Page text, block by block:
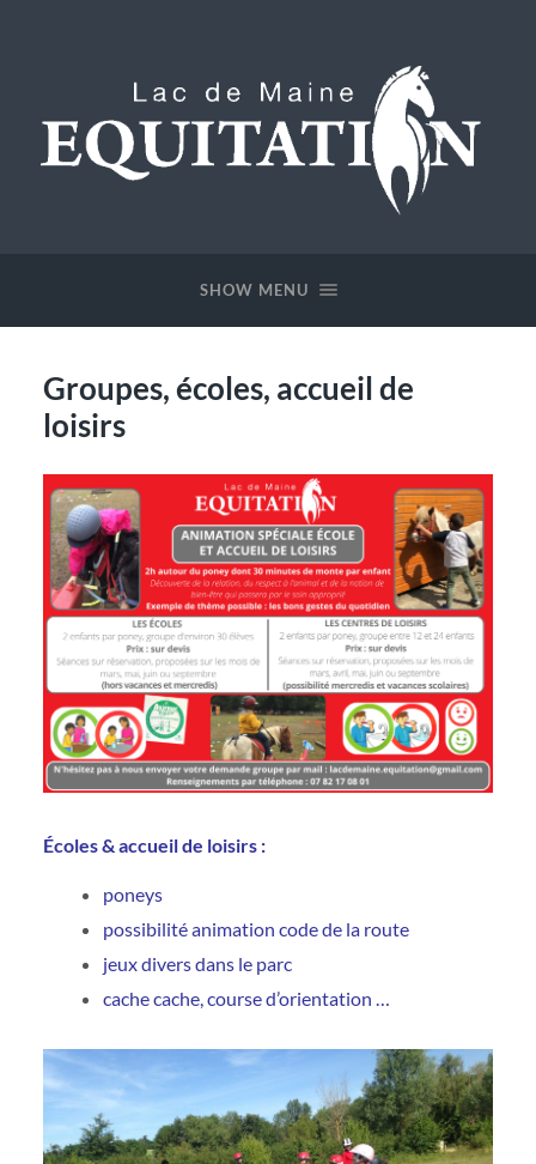
SHOW MENU
Groupes, écoles, accueil de
loisirs
Écoles & accueil de loisirs :
poneys
possibilité animation code de la route
jeux divers dans le parc
cache cache, course d’orientation …